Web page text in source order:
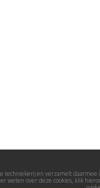
technieken) en verzamelt
weten over deze cookies, klik